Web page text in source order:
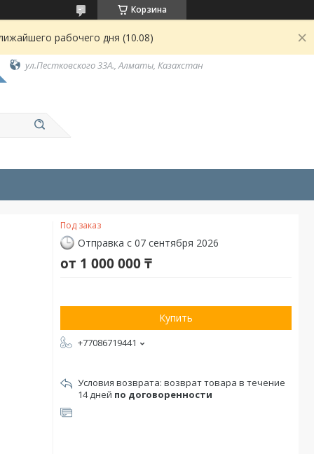
Корзина
рабочего дня (10.08)
ул.Пестковского 33А., Алматы, Казахстан
Под заказ
Отправка с 07 сентября 2026
от 1 000 000 ₸
Купить
+77086719441
возврат товара в течение
14 дней по договоренности